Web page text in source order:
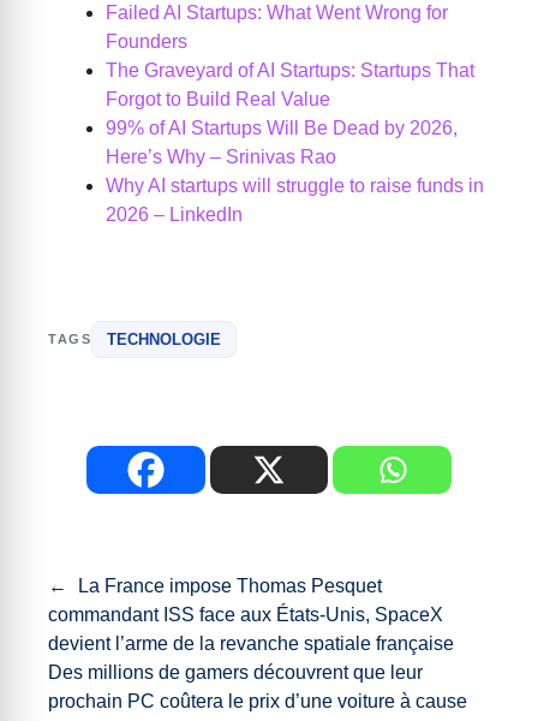
Failed AI Startups: What Went Wrong for
Founders
The Graveyard of AI Startups: Startups That
Forgot to Build Real Value
99% of AI Startups Will Be Dead by 2026,
Here’s Why – Srinivas Rao
Why AI startups will struggle to raise funds in
2026 – LinkedIn
TAGS TECHNOLOGIE
←
La France impose Thomas Pesquet
commandant ISS face aux États-Unis, SpaceX
devient l’arme de la revanche spatiale française
Des millions de gamers découvrent que leur
prochain PC coûtera le prix d’une voiture à cause